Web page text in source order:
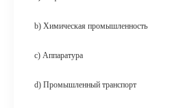
b) Химическая промышленность
c) Аппаратура
d) Промышленный транспорт